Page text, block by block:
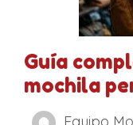
Guía
mochila